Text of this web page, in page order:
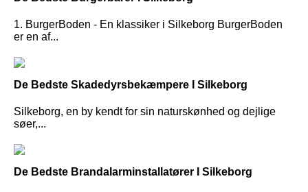
1. BurgerBoden - En klassiker i Silkeborg BurgerBoden
er en af...
De Bedste Skadedyrsbekæmpere I Silkeborg
Silkeborg, en by kendt for sin naturskønhed og dejlige
søer,...
De Bedste Brandalarminstallatører I Silkeborg